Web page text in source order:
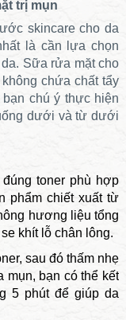
trị mụn
skincare cho da
là cần lựa chọn
Sữa rửa mặt cho
chứa chất tẩy
chú ý thực hiện
dưới và từ dưới
toner phù hợp
phẩm chiết xuất từ
hương liệu tổng
khít lỗ chân lông.
sau đó thấm nhẹ
mụn, bạn có thể kết
5 phút để giúp da